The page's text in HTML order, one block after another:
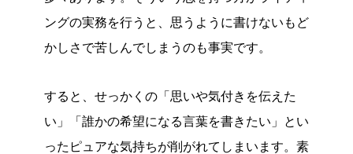
ングの実務を行うと、思うように書けないもど
かしさで苦しんでしまうのも事実です。
すると、せっかくの「思いや気付きを伝えた
い」「誰かの希望になる言葉を書きたい」とい
ったピュアな気持ちが削がれてしまいます。素